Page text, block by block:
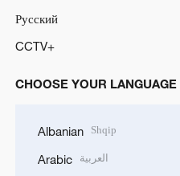
Русский
CCTV+
CHOOSE YOUR LANGUAGE
Albanian Shqip
Arabic العربية